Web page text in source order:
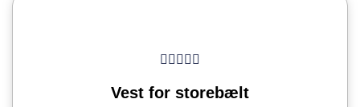
Vest for storebælt